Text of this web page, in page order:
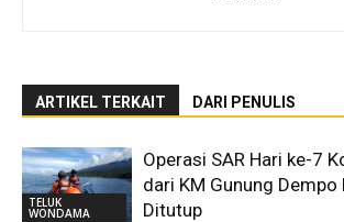
ARTIKEL TERKAIT DARI PENULIS
TELUK
WONDAMA
Operasi SAR Hari ke-7
dari KM Gunung Dempo
Ditutup